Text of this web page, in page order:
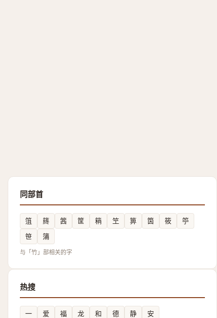
同部首
䈌 䈺 䇴 筐 䈾 笁 箅 筃 筱
䇡
笹
䈬
与「竹」部相关的字
热搜
一 爱 福 龙 和 德 静 安